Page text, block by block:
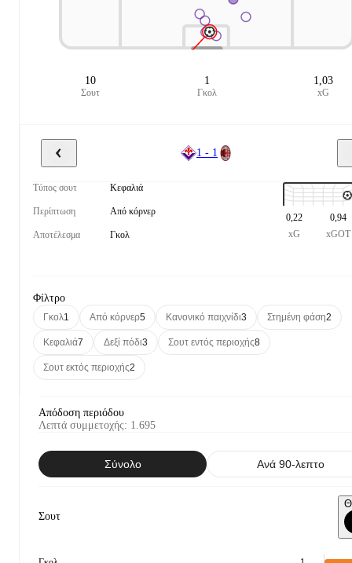
10
Σουτ
1
Γκολ
1,03
xG
1 - 1
Τύπος σουτ Κεφαλιά
Περίπτωση Από κόρνερ
Αποτέλεσμα Γκολ
0,22
xG
0,94
xGOT
Φίλτρο
Γκολ1 Από κόρνερ5 Κανονικό παιχνίδι3 Στημένη φάση2
Κεφαλιά7 Δεξί πόδι3 Σουτ εντός περιοχής8
Σουτ εκτός περιοχής2
Απόδοση περιόδου
Λεπτά συμμετοχής: 1.695
Σύνολο Ανά 90-λεπτο
Σουτ